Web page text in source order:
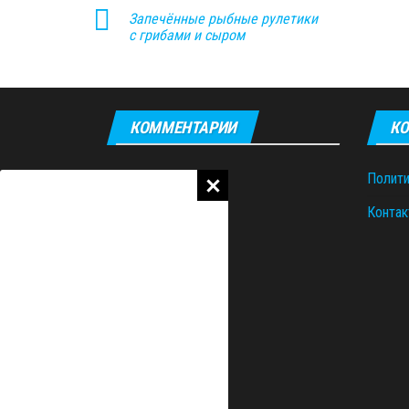
Запечённые рыбные рулетики
с грибами и сыром
КОММЕНТАРИИ